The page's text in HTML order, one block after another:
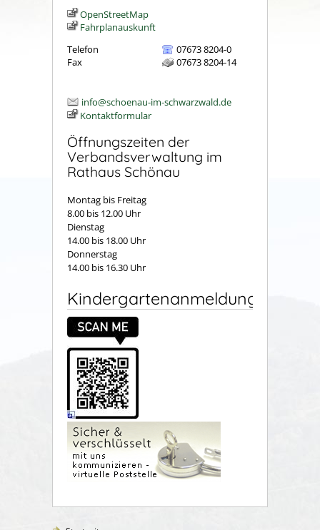
OpenStreetMap
Fahrplanauskunft
Telefon
07673 8204-0
Fax
07673 8204-14
info@schoenau-im-schwarzwald.de
Kontaktformular
Öffnungszeiten der
Verbandsverwaltung im
Rathaus Schönau
Montag bis Freitag
8.00 bis 12.00 Uhr
Dienstag
14.00 bis 18.00 Uhr
Donnerstag
14.00 bis 16.30 Uhr
Kindergartenanmeldung